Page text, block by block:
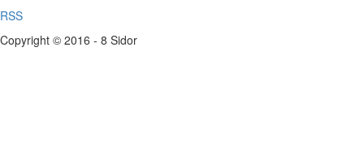
RSS
Copyright © 2016 - 8 Sidor